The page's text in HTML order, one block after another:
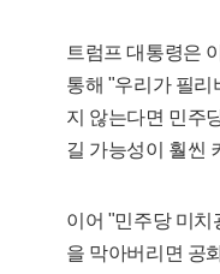
트럼프 대통령은
통해 "우리가 필리
지 않는다면 민주
길 가능성이 훨씬
이어 "민주당 미치
을 막아버리면 공